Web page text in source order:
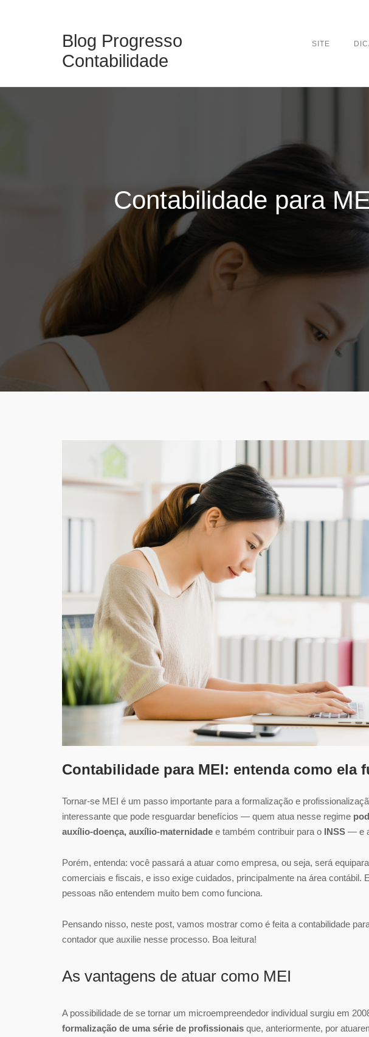
Blog Progresso
Contabilidade
SITE
Contabilidade para
Contabilidade para MEI: entenda como ela
Tornar-se MEI é um passo importante para a formalização e
interessante que pode resguardar benefícios — quem atua nesse regime
auxílio-doença, auxílio-maternidade e também contribuir para o INSS — e
Porém, entenda: você passará a atuar como empresa, ou seja, será
comerciais e fiscais, e isso exige cuidados, principalmente na área contábil.
pessoas não entendem muito bem como funciona.
Pensando nisso, neste post, vamos mostrar como é feita a contabilidade
contador que auxilie nesse processo. Boa leitura!
As vantagens de atuar como MEI
A possibilidade de se tornar um microempreendedor individual surgiu em
formalização de uma série de profissionais que, anteriormente, por